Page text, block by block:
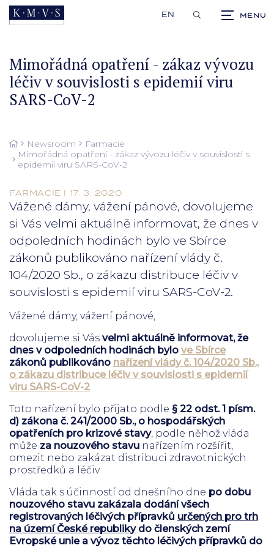
EN
Mimořádná opatření - zákaz vývozu
léčiv v souvislosti s epidemií viru
SARS-CoV-2
Newsroom
Farmacie
Mimořádná opatření - zákaz vývozu léčiv v souvislosti s
epidemií viru SARS-CoV-2
FARMACIE | 17. 3. 2020
Vážené dámy, vážení pánové, dovolujeme
si Vás velmi aktuálně informovat, že dnes v
odpoledních hodinách bylo ve Sbírce
zákonů publikováno nařízení vlády č.
104/2020 Sb., o zákazu distribuce léčiv v
souvislosti s epidemií viru SARS-CoV-2.
Vážené dámy, vážení pánové,
dovolujeme si Vás velmi aktuálně informovat, že
dnes v odpoledních hodinách bylo ve Sbírce
zákonů publikováno nařízení vlády č. 104/2020 Sb.,
o zákazu distribuce léčiv v souvislosti s epidemií
viru SARS-CoV-2.
Toto nařízení bylo přijato podle § 22 odst. 1 písm.
d) zákona č. 241/2000 Sb., o hospodářských
opatřeních pro krizové stavy, podle něhož vláda
může za nouzového stavu nařízením rozšířit,
omezit nebo zakázat distribuci zdravotnických
prostředků a léčiv.
Vláda tak s účinností od dnešního dne po dobu
nouzového stavu zakázala dodání všech
registrovaných léčivých přípravků určených pro trh
na území České republikydo členských zemí
Evropské uniea vývoz těchto léčivých přípravků do